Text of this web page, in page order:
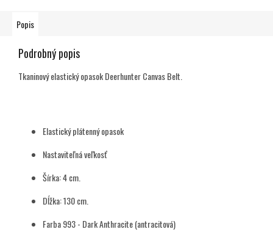
Popis
Podrobný popis
Tkaninový elastický opasok Deerhunter Canvas Belt.
Elastický plátenný opasok
Nastaviteľná veľkosť
Šírka: 4 cm.
Dĺžka: 130 cm.
Farba 993 - Dark Anthracite (antracitová)